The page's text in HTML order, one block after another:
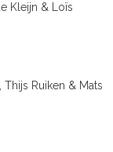
Kleijn & Loïs
Thijs Ruiken & Mats